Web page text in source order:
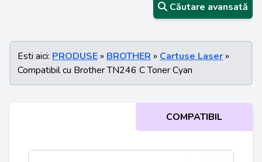
Căutare avansată
Esti aici: PRODUSE » BROTHER » Cartuse Laser »
Compatibil cu Brother TN246 C Toner Cyan
COMPATIBIL